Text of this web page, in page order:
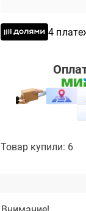
4
Товар купили: 6